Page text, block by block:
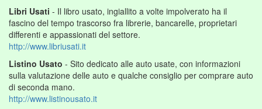
Libri Usati - Il libro usato, ingiallito a volte impolverato ha il
fascino del tempo trascorso fra librerie, bancarelle, proprietari
differenti e appassionati del settore.
http://www.libriusati.it
Listino Usato - Sito dedicato alle auto usate, con informazioni
sulla valutazione delle auto e qualche consiglio per comprare auto
di seconda mano.
http://www.listinousato.it